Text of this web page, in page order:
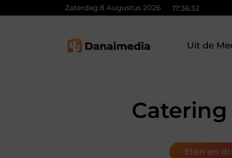
Zaterdag 8 Augustus 2026 17:36:34
Uit de
Eten en